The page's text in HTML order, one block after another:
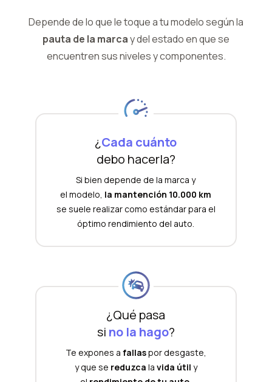
Depende de lo que le toque a tu modelo según la
pauta de la marcay delestado en que se
encuentren sus niveles y componentes.
¿Cada cuánto
debo hacerla?
Si bien depende de la marca y
el modelo, la mantención 10.000 km
se suele realizar como estándar para el
óptimo rendimiento del auto.
¿Qué pasa
si no la hago?
Te expones a fallaspor desgaste,
y que se reduzca la vida útil y